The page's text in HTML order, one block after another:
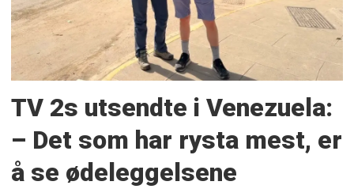
TV 2s utsendte i Venezuela:
– Det som har rysta mest, er
å se ødeleggelsene